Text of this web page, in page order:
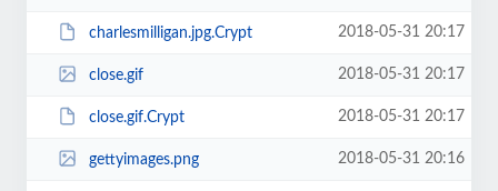
charlesmilligan.jpg.Crypt 2018-05-31 20:17
close.gif 2018-05-31 20:17
close.gif.Crypt 2018-05-31 20:17
gettyimages.png 2018-05-31 20:16